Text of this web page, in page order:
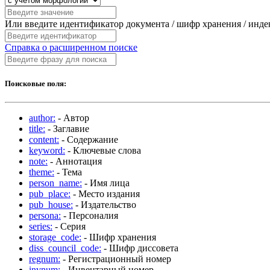
Или введите идентификатор документа / шифр хранения /
Справка о расширенном поиске
Поисковые поля:
author: - Автор
title: - Заглавие
content: - Содержание
keyword: - Ключевые слова
note: - Аннотация
theme: - Тема
person_name: - Имя лица
pub_place: - Место издания
pub_house: - Издательство
persona: - Персоналия
series: - Серия
storage_code: - Шифр хранения
diss_council_code: - Шифр диссовета
regnum: - Регистрационный номер